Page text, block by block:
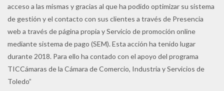
acceso a las mismas y gracias al que ha podido optimizar su sistema
de gestión y el contacto con sus clientes a través de Presencia
web a través de página propia y Servicio de promoción online
mediante sistema de pago (SEM). Esta acción ha tenido lugar
durante 2018. Para ello ha contado con el apoyo del programa
TICCámaras de la Cámara de Comercio, Industria y Servicios de
Toledo”